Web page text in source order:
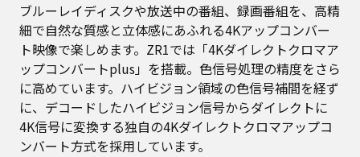
ブルーレイディスクや放送中の番組、録画番組を、高精
細で自然な質感と立体感にあふれる4Kアップコンバー
ト映像で楽しめます。ZR1では「4Kダイレクトクロマア
ップコンバートplus」を搭載。色信号処理の精度をさら
に高めています。ハイビジョン領域の色信号補間を経ず
に、デコードしたハイビジョン信号からダイレクトに
4K信号に変換する独自の4Kダイレクトクロマアップコ
ンバート方式を採用しています。